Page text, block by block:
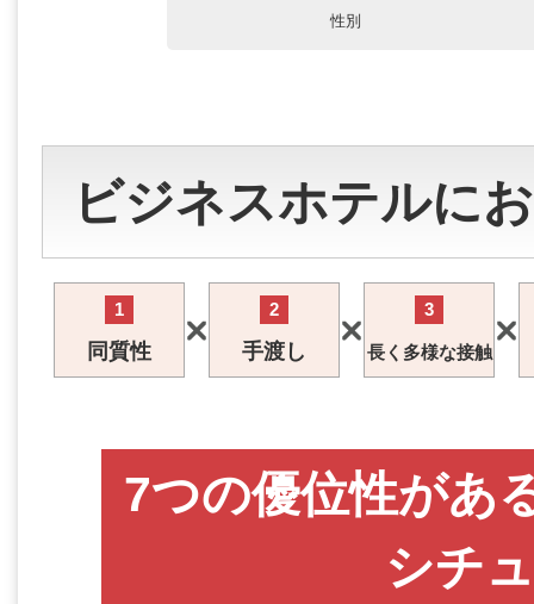
性別
ビジネスホテルに
1
同質性
2
手渡し
3
長く多様な接触
7つの優位性があ
シチ